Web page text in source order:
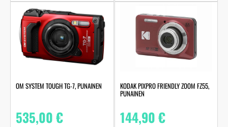
OM SYSTEM TOUGH TG-7, PUNAINEN
535,00€
KODAK PIXPRO FRIENDLY ZOOM FZ55,
PUNAINEN
144,90€